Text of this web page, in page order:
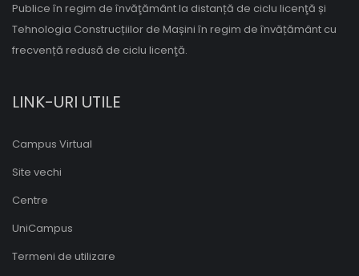
Publice în regim de învăţământ la distanță de ciclu licenţă și
Tehnologia Construcțiilor de Mașini în regim de învățământ cu
frecvență redusă de ciclu licenţă.
LINK-URI UTILE
Campus Virtual
Site vechi
Centre
UniCampus
Termeni de utilizare